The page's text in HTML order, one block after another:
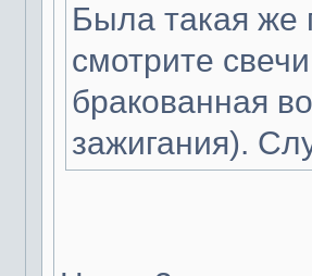
Была такая же
смотрите
бракованная
зажигания).